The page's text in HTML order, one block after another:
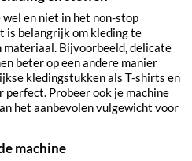
en niet in het non-stop
is belangrijk om kleding te
materiaal. Bijvoorbeeld, delicate
beter op een andere manier
kledingstukken als T-shirts en
perfect. Probeer ook je machine
het aanbevolen vulgewicht voor
machine